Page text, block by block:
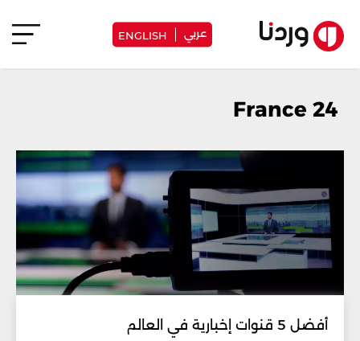
عربي ENGLISH
أفضل 5 قنوات إخبارية في العالم